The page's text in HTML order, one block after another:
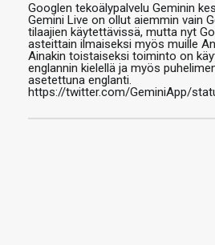
Googlen tekoälypalvelu Geminin
Gemini Live on ollut aiemmin vain
tilaajien käytettävissä, mutta nyt
asteittain ilmaiseksi myös muille
Ainakin toistaiseksi toiminto on
englannin kielellä ja myös
asetettuna englanti.
https://twitter.com/GeminiApp/